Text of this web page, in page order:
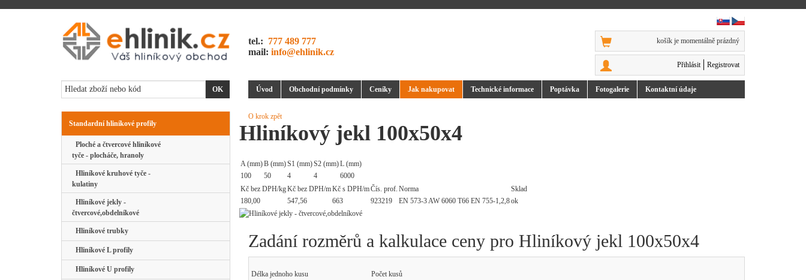
tel.: 777 489 777
mail: info@ehlinik.cz
košík je momentálně prázdný
Přihlásit Registrovat
Úvod Obchodní podmínky Ceníky Jak nakupovat Technické informace Poptávka Fotogalerie Kontaktní údaje
Standardní hliníkové profily
Ploché a čtvercové hliníkové
tyče - plocháče, hranoly
Hliníkové kruhové tyče -
kulatiny
Hliníkové jekly -
čtvercové,obdelníkové
Hliníkové trubky
Hliníkové L profily
Hliníkové U profily
O krok zpět
Hliníkový jekl 100x50x4
A (mm)B (mm)S1 (mm)S2 (mm)L (mm)
100
50 4 4
6000
Kč bez DPH/kgKč bez DPH/mKč s DPH/mČís. prof. Norma
Sklad
180,00
547,56 663 923219 EN 573-3 AW 6060 T66 EN 755-1,2,8ok
Zadání rozměrů a kalkulace ceny pro Hliníkový jekl 100x50x4
Délka jednoho kusu
Počet kusů